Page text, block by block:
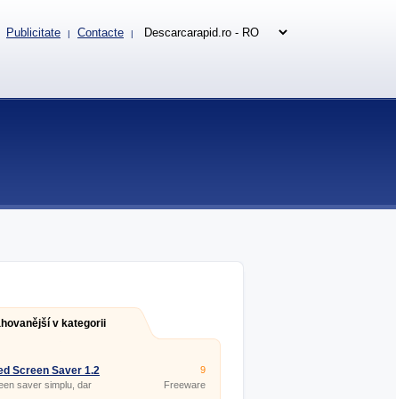
v kategorii
Screen Saver 1.2
saver simplu, dar
9
Freeware
Publicitate | Contacte |